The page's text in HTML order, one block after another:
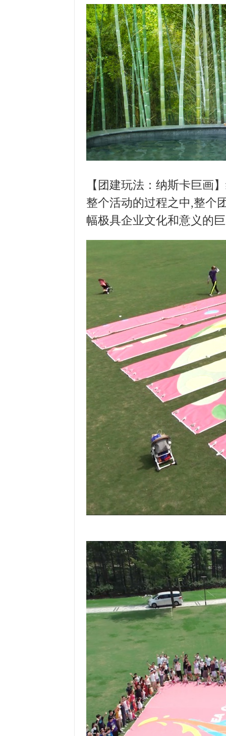
【团建玩法：纳斯卡巨画
整个活动的过程之中,整个
幅极具企业文化和意义的